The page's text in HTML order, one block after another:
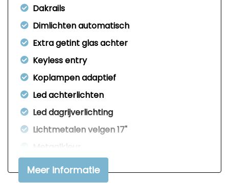
Dakrails
Dimlichten automatisch
Extra getint glas achter
Keyless entry
Koplampen adaptief
Led achterlichten
Led dagrijverlichting
Lichtmetalen velgen 17"
Metaalkleur
Mistlampen voor
Meer informatie